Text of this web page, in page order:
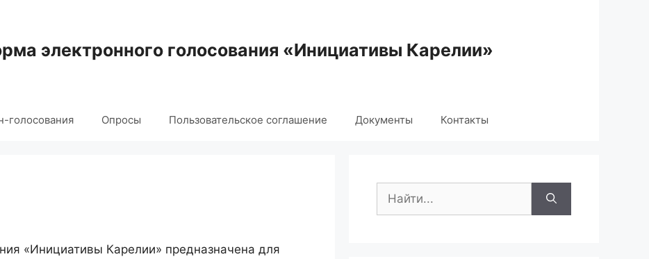
электронного голосования «Инициативы Карелии»
голосования Опросы Пользовательское соглашение Документы Контакты
«Инициативы Карелии» предназначена для
Поиск: